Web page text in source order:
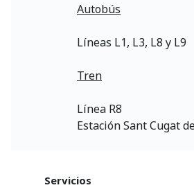
Autobús
Líneas L1, L3, L8 y L9
Tren
Línea R8
Estación Sant Cugat
Servicios